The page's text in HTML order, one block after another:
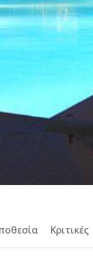
Κριτικές